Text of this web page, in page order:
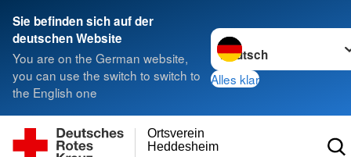
Sie befinden sich auf der
deutschen Website
You are on the German website,
you can use the switch to switch to
the English one
Sprache wechseln zu
Alles klar
Heddesheim
Ortsverein